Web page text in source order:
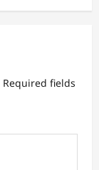
Required fields